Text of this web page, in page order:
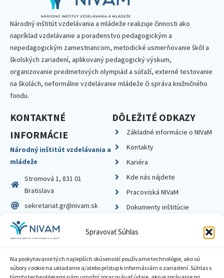
Spravovať Súhlas
Na poskytovanie tých najlepších skúseností používame technológie, ako sú
súbory cookie na ukladanie a/alebo prístup k informáciám o zariadení. Súhlas s
Národný inštitút vzdelávania a mládeže realizuje činnosti ako
napríklad vzdelávanie a poradenstvo pedagogickým a
nepedagogickým zamestnancom, metodické usmerňovanie škôl a
školských zariadení, aplikovaný pedagogický výskum,
organizovanie predmetových olympiád a súťaží, externé testovanie
na školách, neformálne vzdelávanie mládeže či správa knižničného
fondu.
KONTAKTNÉ
INFORMÁCIE
Národný inštitút vzdelávania a
mládeže
Stromová 1, 831 01
Bratislava
sekretariat.gr@nivam.sk
IČO: 00164348
DIČ: 2020798714
DÔLEŽITÉ ODKAZY
Základné informácie o NIVaM
Kontakty
Kariéra
Kde nás nájdete
Pracoviská NIVaM
Dokumenty inštitúcie